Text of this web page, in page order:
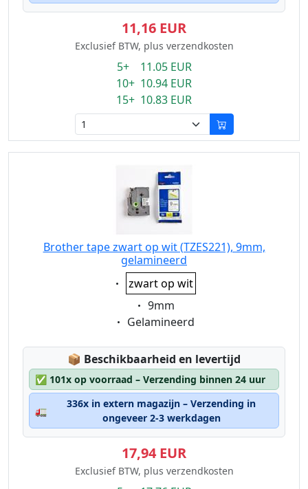
11,16 EUR
Exclusief BTW, plus verzendkosten
5+ 11.05 EUR
10+ 10.94 EUR
15+ 10.83 EUR
Brother tape zwart op wit (TZES221), 9mm,
gelamineerd
Eigenschaft:
zwart op wit
Eigenschaft:
9mm
Eigenschaft:
Gelamineerd
📦 Lagerstatus:
Beschikbaarheid en levertijd
✅ 101x op voorraad – Verzending binnen 24 uur
🚛
336x in extern magazijn – Verzending in
ongeveer 2-3 werkdagen
17,94 EUR
Exclusief BTW, plus verzendkosten